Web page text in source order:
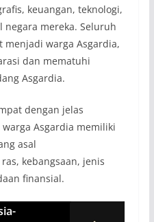
keuangan, teknologi,
negara mereka. Seluruh
warga Asgardia,
dan mematuhi
Asgardia.
dengan jelas
Asgardia memiliki
asal
kebangsaan, jenis
finansial.